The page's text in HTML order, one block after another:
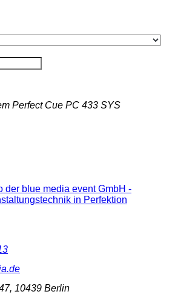
Perfect Cue PC 433 SYS
10439 Berlin